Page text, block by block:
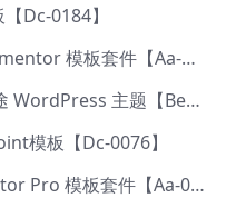
Dc-0184】
Jarvis – 网络安全服务 Elementor 模板套件【Aa-0035】
lmpeka v1.3.9-创意多用途 WordPress 主题【Be-0064】
模板【Dc-0076】
Agria – 农业公司 Elementor Pro 模板套件【Aa-0003】